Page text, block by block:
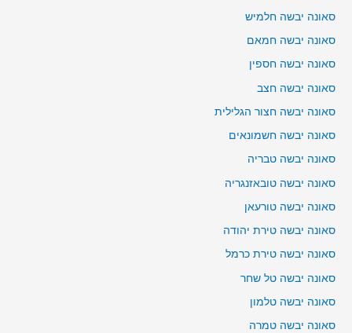
סאונה יבשה חלמיש
סאונה יבשה חמאם
סאונה יבשה חספין
סאונה יבשה חצב
סאונה יבשה חצור הגלילית
סאונה יבשה חשמונאים
סאונה יבשה טבריה
סאונה יבשה טובאזנגריה
סאונה יבשה טורעאן
סאונה יבשה טירת יהודה
סאונה יבשה טירת כרמל
סאונה יבשה טל שחר
סאונה יבשה טלמון
סאונה יבשה טמרה